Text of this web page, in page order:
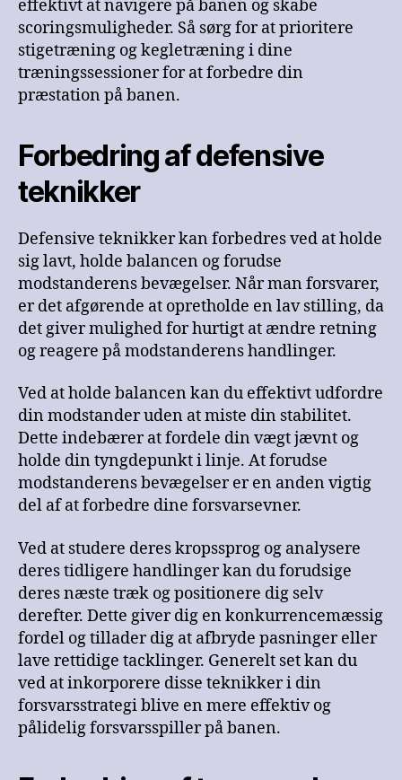
effektivt at navigere på banen og skabe
scoringsmuligheder. Så sørg for at prioritere
stigetræning og kegletræning i dine
træningssessioner for at forbedre din
præstation på banen.
Forbedring af defensive
teknikker
Defensive teknikker kan forbedres ved at holde
sig lavt, holde balancen og forudse
modstanderens bevægelser. Når man forsvarer,
er det afgørende at opretholde en lav stilling, da
det giver mulighed for hurtigt at ændre retning
og reagere på modstanderens handlinger.
Ved at holde balancen kan du effektivt udfordre
din modstander uden at miste din stabilitet.
Dette indebærer at fordele din vægt jævnt og
holde din tyngdepunkt i linje. At forudse
modstanderens bevægelser er en anden vigtig
del af at forbedre dine forsvarsevner.
Ved at studere deres kropssprog og analysere
deres tidligere handlinger kan du forudsige
deres næste træk og positionere dig selv
derefter. Dette giver dig en konkurrencemæssig
fordel og tillader dig at afbryde pasninger eller
lave rettidige tacklinger. Generelt set kan du
ved at inkorporere disse teknikker i din
forsvarsstrategi blive en mere effektiv og
pålidelig forsvarsspiller på banen.